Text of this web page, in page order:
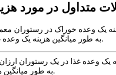
متداول در مورد
یک وعده خوراک در رستوران
• به طور میانگین هزینه یک وعده غذا ۶ یورو برای دو نفر می‌باشد.
یک وعده غذا در یک رستوران
• به طور میانگین هزینه یک وعده غذا ۵ یورو است.